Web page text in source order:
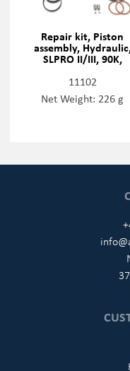
Repair kit, Piston
assembly,
SLPRO II/III, 90K,
72168337
11102
Net Weight: 226 g